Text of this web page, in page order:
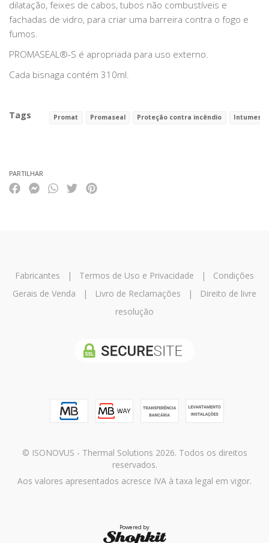
dilatação, feixes de cabos, tubos não combustíveis e
fachadas de vidro, para criar uma barreira contra o fogo e
fumos.
PROMASEAL®-S é apropriada para uso externo.
Cada bisnaga contém 310ml.
Tags Promat Promaseal Proteção contra incêndio
PARTILHAR
Fabricantes | Termos de Uso e Privacidade | Condições
Gerais de Venda | Livro de Reclamações |
Direito de livre
resolução
© ISONOVUS - Thermal Solutions 2026. Todos os direitos
reservados.
Aos valores apresentados acresce IVA à taxa legal em vigor.
Powered by